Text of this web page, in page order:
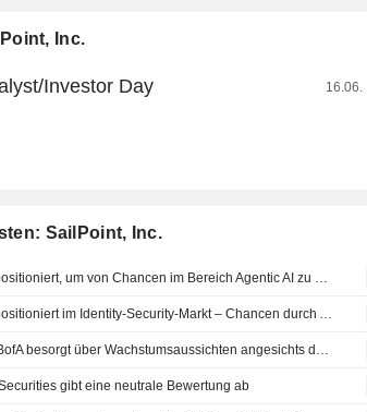
Inc.
Investor Day 16.06.
SailPoint, Inc.
gibt eine neutrale Bewertung ab